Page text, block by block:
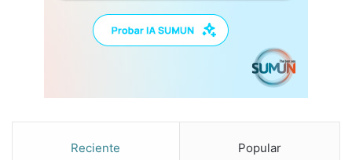
Reciente Popular